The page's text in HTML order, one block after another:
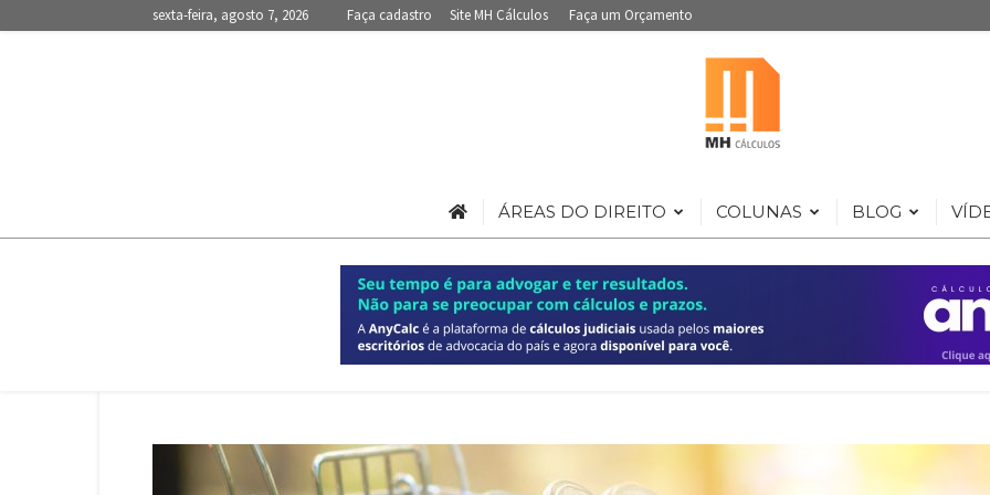
sexta-feira, agosto 7, 2026 Faça cadastro Site MH Cálculos Faça um Orçamento
ÁREAS DO DIREITO COLUNAS BLOG